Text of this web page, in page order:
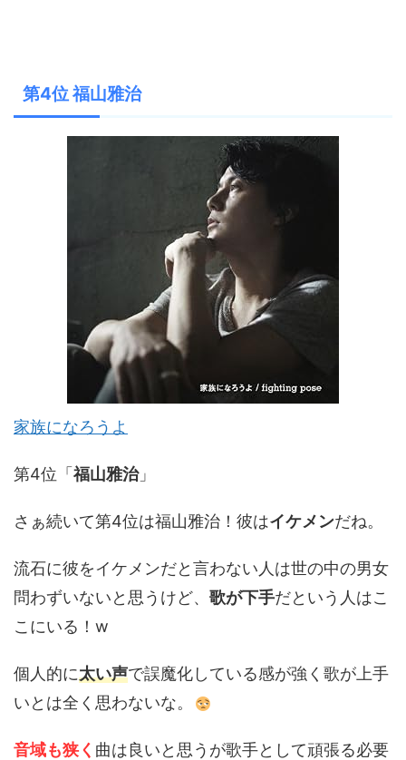
第4位 福山雅治
家族になろうよ
第4位「 福山雅治」
さぁ続いて第4位は福山雅治！彼はイケメンだね。
流石に彼をイケメンだと言わない人は世の中の男女
問わずいないと思うけど、 歌が下手だという人はこ
こにいる！w
個人的に太い声で誤魔化している感が強く歌が上手
いとは全く思わないな。
音域も狭く 曲は良いと思うが歌手として頑張る必要